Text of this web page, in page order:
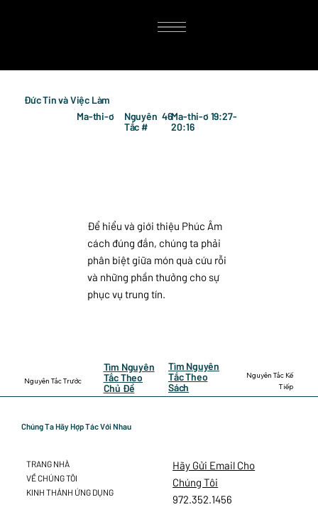
Nguyên Tắc Trước
Tìm Nguyên
Tắc Theo
Chủ Đề
Tìm Nguyên
Tắc Theo
Sách
Nguyên Tắc Kế
Tiếp
Đức Tin và Việc Làm
Ma-thi-ơ
Nguyên
Tắc #
46Ma-thi-ơ 19:27-
20:16
Để hiểu và giới thiệu Phúc Âm
cách đúng đắn, chúng ta phải
phân biệt giữa món quà cứu rỗi
và những phần thưởng cho sự
phục vụ trung tín.
Chúng Ta Hãy Hợp Tác Với Nhau
Hãy Gửi Email Cho
Chúng Tôi
972.352.1456
TRANG NHÀ
VỀ CHÚNG TÔI
KINH THÁNH ỨNG DỤNG